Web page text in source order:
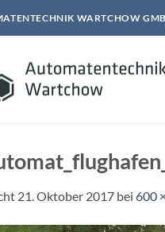
WARTCHOW
21. Oktober 2017 bei 600